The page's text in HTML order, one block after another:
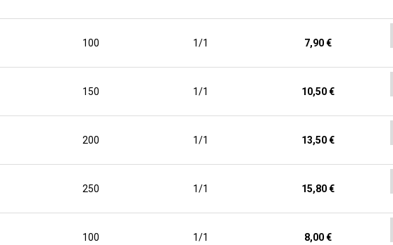
100 1/1 7,90 €
150 1/1 10,50 €
200 1/1 13,50 €
250 1/1 15,80 €
100 1/1 8,00 €